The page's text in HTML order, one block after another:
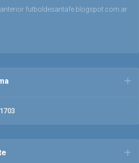
futboldesantafe.blogspot.com.ar